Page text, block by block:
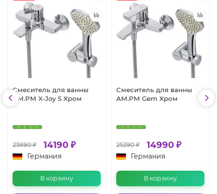
Смеситель для ванны
AM.PM X-Joy S Хром
23690 ₽ 14190 ₽
Германия
В корзину
Смеситель для ванны
AM.PM Gem Хром
25390 ₽ 14990 ₽
Германия
В корзину